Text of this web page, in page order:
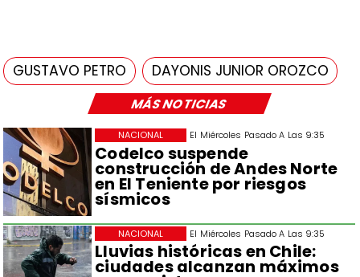
MÁS NOTICIAS
El Miércoles Pasado A Las 9:35
Codelco suspende
construcción de Andes Norte
en El Teniente por riesgos
sísmicos
NACIONAL
El Miércoles Pasado A Las 9:35
Lluvias históricas en Chile:
ciudades alcanzan máximos
NACIONAL
GUSTAVO PETRO DAYONIS JUNIOR OROZCO